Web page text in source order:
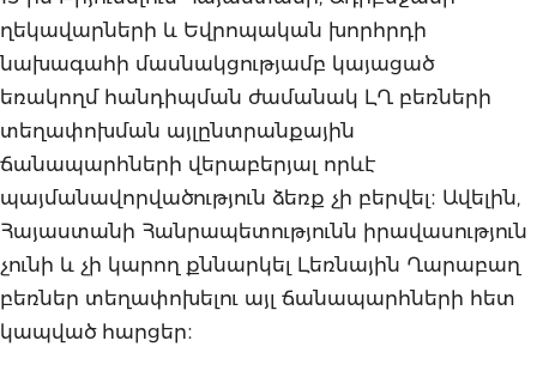
ղեկավարների և Եվրոպական խորհրդի
նախագահի մասնակցությամբ կայացած
եռակողմ հանդիպման ժամանակ ԼՂ բեռների
տեղափոխման այլընտրանքային
ճանապարհների վերաբերյալ որևէ
պայմանավորվածություն ձեռք չի բերվել։ Ավելին,
Հայաստանի Հանրապետությունն իրավասություն
չունի և չի կարող քննարկել Լեռնային Ղարաբաղ
բեռներ տեղափոխելու այլ ճանապարհների հետ
կապված հարցեր։